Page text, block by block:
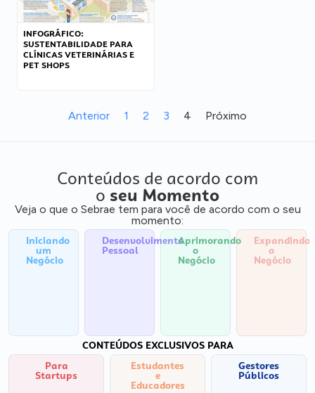
INFOGRÁFICO:
SUSTENTABILIDADE PARA
CLÍNICAS VETERINÁRIAS E
PET SHOPS
Anterior 1 2 3 4 Próximo
Conteúdos de acordo com
o seu Momento
Veja o que o Sebrae tem para você de acordo com o seu
momento:
Iniciando
um
Negócio
Desenvolvimento
Pessoal
Aprimorando
o
Negócio
Expandindo
o
Negócio
CONTEÚDOS EXCLUSIVOS PARA
Para
Startups
Estudantes
e
Educadores
Gestores
Públicos